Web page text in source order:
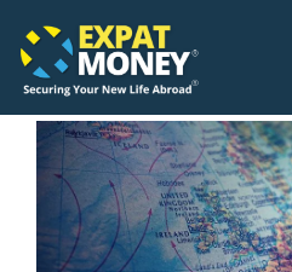
note:
This
website
accessibility
system.
the
main